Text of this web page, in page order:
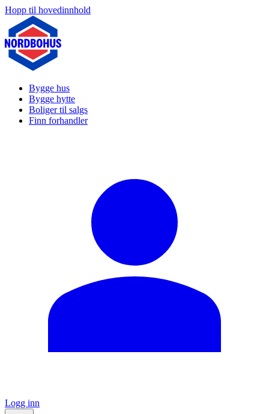
Hopp til hovedinnhold
Bygge hus
Bygge hytte
Boliger til salgs
Finn forhandler
Logg inn